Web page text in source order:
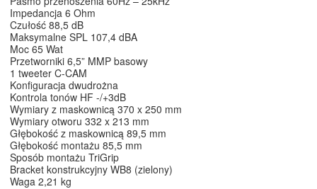
Impedancja 6 Ohm
Czułość 88,5 dB
Maksymalne SPL 107,4 dBA
Moc 65 Wat
Przetworniki 6,5” MMP basowy
1 tweeter C-CAM
Konfiguracja dwudrożna
Kontrola tonów HF -/+3dB
Wymiary z maskownicą 370 x 250 mm
Wymiary otworu 332 x 213 mm
Głębokość z maskownicą 89,5 mm
Głębokość montażu 85,5 mm
Sposób montażu TriGrip
Bracket konstrukcyjny WB8 (zielony)
Waga 2,21 kg